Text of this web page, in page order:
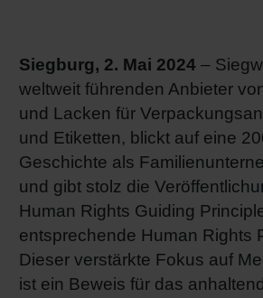
Siegburg, 2. Mai 2024 –
weltweit führenden Anbieter
und Lacken für
und Etiketten, blickt auf eine
Geschichte als
und gibt stolz die
Human Rights Guiding
entsprechende Human Rights
Dieser verstärkte Fokus auf
ist ein Beweis für das
WEBSEITEN
SPRACHE